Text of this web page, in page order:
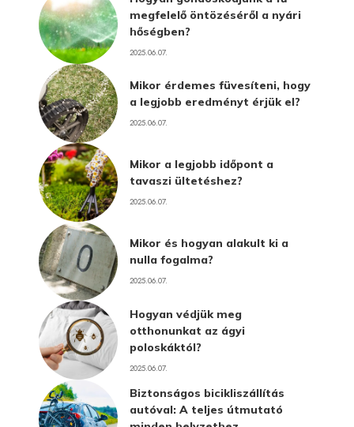
megfelelő öntözéséről a nyári
hőségben?
2025.06.07.
Mikor érdemes füvesíteni, hogy
a legjobb eredményt érjük el?
2025.06.07.
Mikor a legjobb időpont a
tavaszi ültetéshez?
2025.06.07.
Mikor és hogyan alakult ki a
nulla fogalma?
2025.06.07.
Hogyan védjük meg
otthonunkat az ágyi
poloskáktól?
2025.06.07.
Biztonságos bicikliszállítás
autóval: A teljes útmutató